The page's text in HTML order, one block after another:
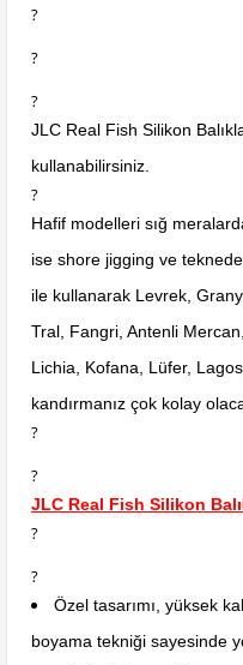
?
?
?
JLC Real Fish Silikon
kullanabilirsiniz.
?
Hafif modelleri sığ
ise shore jigging ve
ile kullanarak Levrek,
Tral, Fangri, Antenli
Lichia, Kofana, Lüfer,
kandırmanız çok kolay
?
?
JLC Real Fish Silikon
?
?
Özel tasarımı, yüksek
boyama tekniği sayesinde